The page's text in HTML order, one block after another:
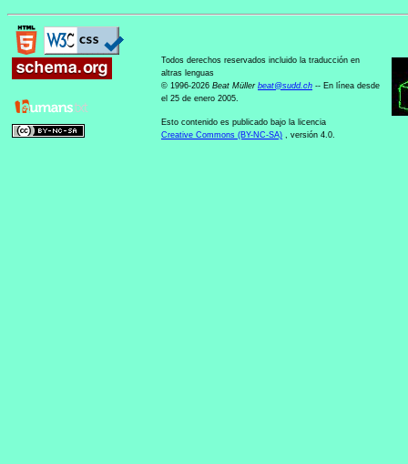
Todos derechos reservados incluido la traducción en
altras lenguas
© 1996-2026 Beat Müller beat@sudd.ch -- En línea desde
el 25 de enero 2005.
Esto contenido es publicado bajo la licencia
Creative Commons (BY-NC-SA) , versión 4.0.